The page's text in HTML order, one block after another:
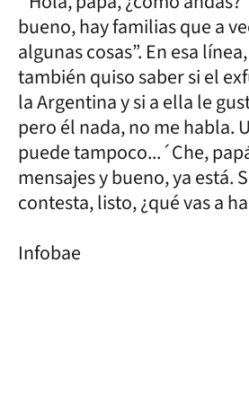
bueno, hay familias que a
algunas cosas”. En esa
también quiso saber si el
la Argentina y si a ella le
pero él nada, no me habla.
puede tampoco...´Che,
mensajes y bueno, ya está.
contesta, listo, ¿qué vas a
Infobae